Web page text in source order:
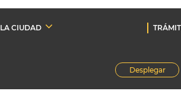
LA CIUDAD
Desplegar